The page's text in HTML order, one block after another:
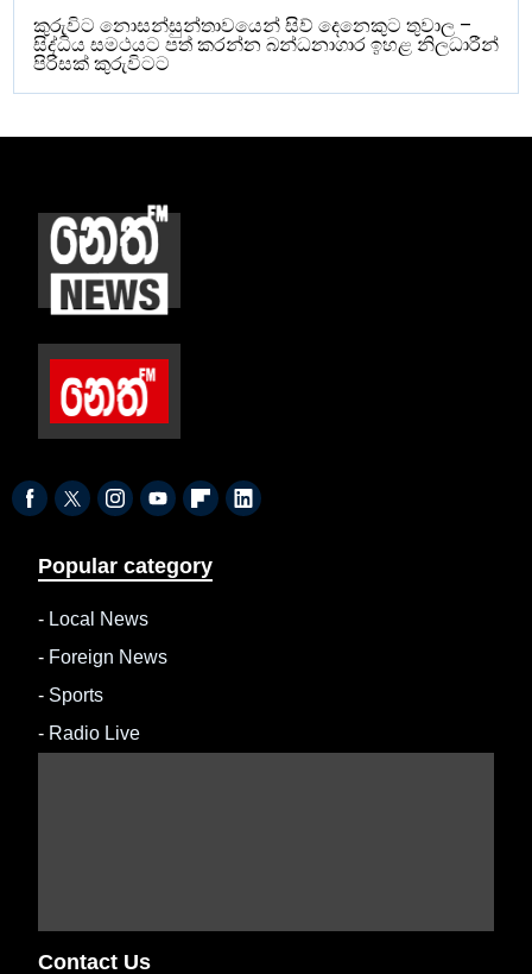
කුරුවිට නොසන්සුන්තාවයෙන් සිව් දෙනෙකුට තුවාල –
සිද්ධිය සමථයට පත් කරන්න බන්ධනාගාර ඉහළ නිලධාරීන්
පිරිසක් කුරුවිටට
Popular category
- Local News
- Foreign News
- Sports
- Radio Live
Contact Us